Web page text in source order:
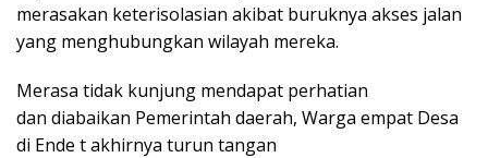
merasakan keterisolasian akibat buruknya akses jalan
yang menghubungkan wilayah mereka.
Merasa tidak kunjung mendapat perhatian
dan diabaikan Pemerintah daerah, Warga empat Desa
di Ende t akhirnya turun tangan